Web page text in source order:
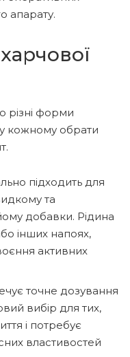
апарату.
різні форми
кожному обрати
підходить для
та
добавки. Рідина
інших напоях,
активних
точне дозування
вибір для тих,
і потребує
властивостей